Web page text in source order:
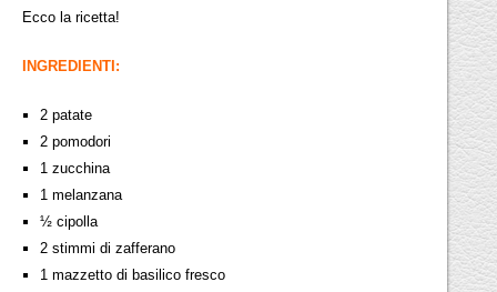
Ecco la ricetta!
INGREDIENTI:
2 patate
2 pomodori
1 zucchina
1 melanzana
½ cipolla
2 stimmi di zafferano
1 mazzetto di basilico fresco